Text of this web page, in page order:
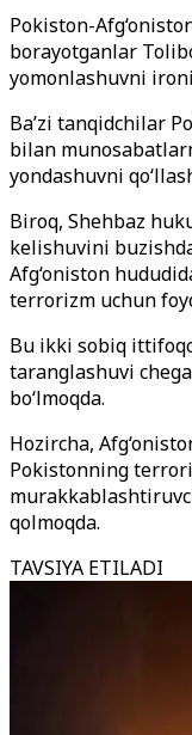
Pokiston-
borayotganlar
yomonlashuvni
Ba’zi tanqidchilar
bilan
yondashuvni
Biroq, Shehbaz
kelishuvini
Afg‘oniston
terrorizm uchun
Bu ikki sobiq
taranglashuvi
bo‘lmoqda.
Hozircha,
Pokistonning
qolmoqda.
TAVSIYA ETILADI